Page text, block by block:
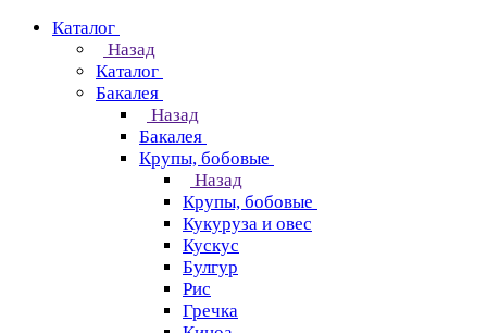
Каталог
Назад
Каталог
Бакалея
Назад
Бакалея
Крупы, бобовые
Назад
Крупы, бобовые
Кукуруза и овес
Кускус
Булгур
Рис
Гречка